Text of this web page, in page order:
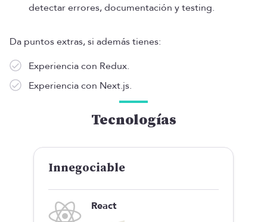
detectar errores, documentación y testing.
Da puntos extras, si además tienes:
Experiencia con Redux.
Experiencia con Next.js.
Tecnologías
Innegociable
React